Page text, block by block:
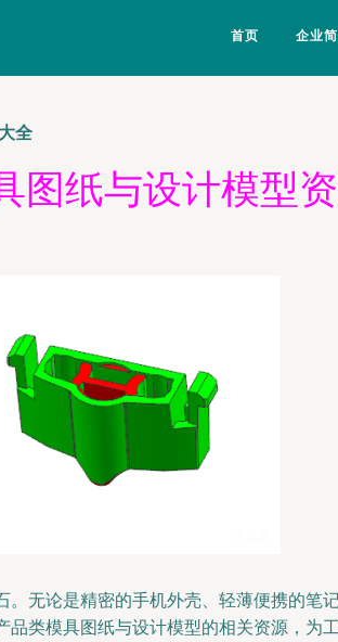
首页 企业
全
图纸与设计模型
无论是精密的手机外壳、轻薄便携的笔
类模具图纸与设计模型的相关资源，为